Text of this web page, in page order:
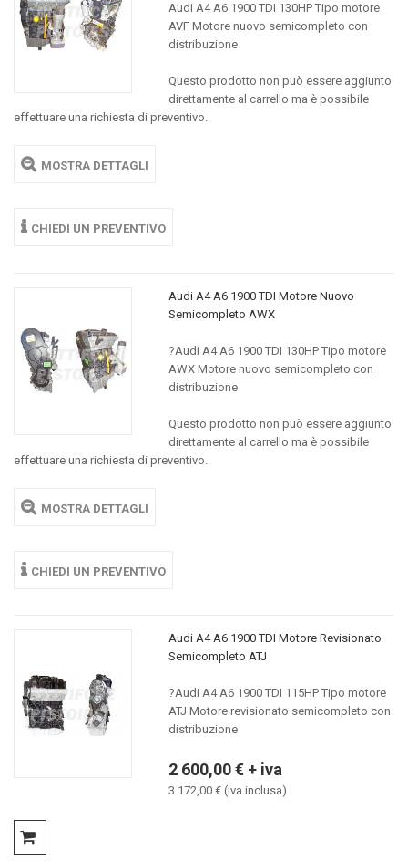
Audi A4 A6 1900 TDI 130HP Tipo motore
AVF Motore nuovo semicompleto con
distribuzione
Questo prodotto non può essere aggiunto
direttamente al carrello ma è possibile
effettuare una richiesta di preventivo.
MOSTRA DETTAGLI
CHIEDI UN PREVENTIVO
Audi A4 A6 1900 TDI Motore Nuovo
Semicompleto AWX
?Audi A4 A6 1900 TDI 130HP Tipo motore
AWX Motore nuovo semicompleto con
distribuzione
Questo prodotto non può essere aggiunto
direttamente al carrello ma è possibile
effettuare una richiesta di preventivo.
MOSTRA DETTAGLI
CHIEDI UN PREVENTIVO
Audi A4 A6 1900 TDI Motore Revisionato
Semicompleto ATJ
?Audi A4 A6 1900 TDI 115HP Tipo motore
ATJ Motore revisionato semicompleto con
distribuzione
2 600,00 € + iva
3 172,00 € (iva inclusa)